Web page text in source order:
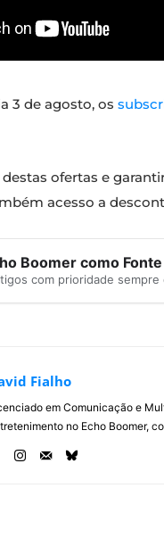
3 de agosto, os
ofertas e
acesso a
Boomer como
com prioridade
Fialho
em Comunicação e
no Echo Boomer,